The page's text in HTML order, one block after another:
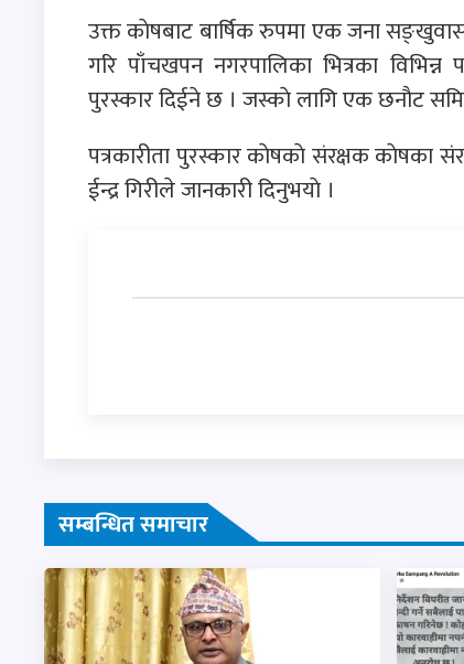
उक्त काेषबाट बार्षिक रुपमा एक जना
गरि पाँचखपन नगरपालिका भित्रका
पुरस्कार दिईने छ । जस्काे लागि एक छनाैट
पत्रकारीता पुरस्कार काेषकाे संरक्षक काेषका
ईन्द्र गिरीले जानकारी दिनुभयाे ।
सम्बन्धित समाचार